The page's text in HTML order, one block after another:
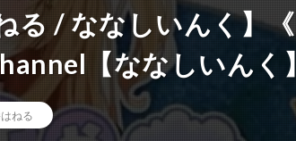
る / ななしいんく】
【ななしいんく
ねる